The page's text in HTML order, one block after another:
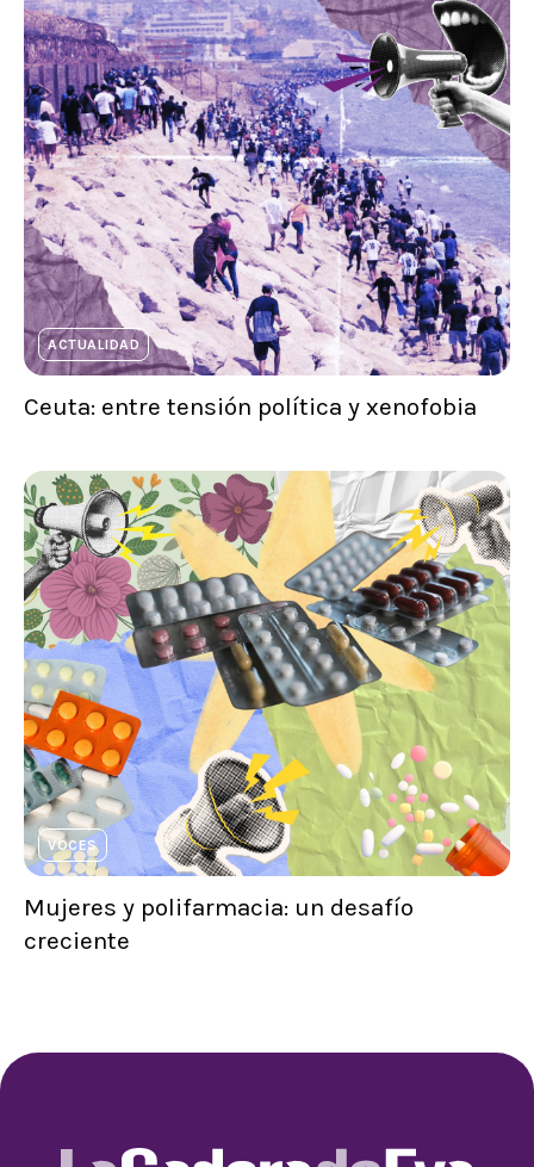
ACTUALIDAD
Ceuta: entre tensión política y xenofobia
VOCES
Mujeres y polifarmacia: un desafío
creciente